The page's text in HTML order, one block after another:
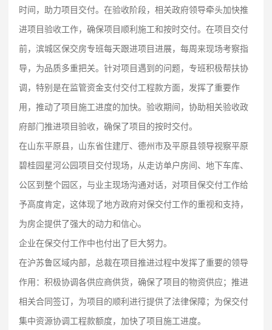
时间，助力项目交付。在验收阶段，相关政府领导牵头加快推
进项目验收工作，确保项目顺利施工和按时交付。在项目交付
前，滨城区保交房专班每天跟进项目进展，每周来现场考察指
导，为品质多重把关。针对项目遇到的问题，专班积极帮扶协
调，特别是在监管资金支付交付工程款方面，发挥了重要作
用，推动了项目施工进度的加快。验收期间，协助相关验收政
府部门推进项目验收，确保了项目的按时交付。
在山东平原县，山东省住建厅、德州市及平原县领导视察平原
碧桂园星河公园项目交付现场，从走访单户房间、地下车库、
公区到整个园区，与业主现场沟通对话，对项目保交付工作给
予高度肯定，这体现了地方政府对保交付工作的重视和支持，
为房企提供了强大的动力和信心。
企业在保交付工作中也付出了巨大努力。
在沪苏鲁区域内部，总裁在项目推进过程中发挥了重要的领导
作用：积极协调各供应商供货，确保了项目的物资供应；推进
相关合同签订，为项目的顺利进行提供了法律保障；为保交付
集中资源协调工程款额度，加快了项目施工进度。